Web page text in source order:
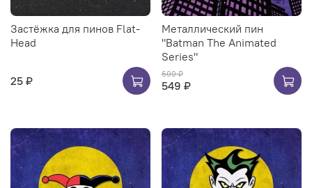
Застёжка для пинов Flat-
Head
25 ₽
Металлический пин
"Batman The Animated
Series"
600 ₽
549 ₽